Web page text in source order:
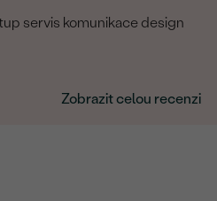
servis komunikace design
Zobrazit celou recenzi